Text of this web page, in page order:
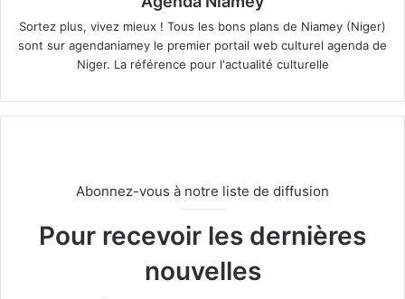
Sortez plus, vivez mieux ! Tous les bons plans de Niamey (Niger)
sont sur agendaniamey le premier portail web culturel agenda de
Niger. La référence pour l'actualité culturelle
Abonnez-vous à notre liste de diffusion
Pour recevoir les dernières
nouvelles